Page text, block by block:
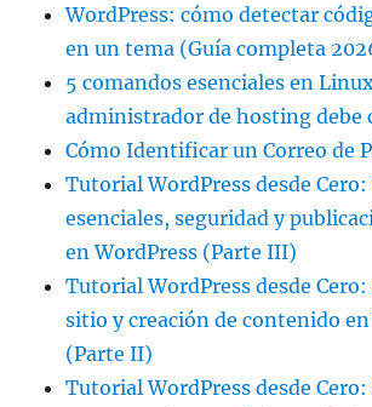
WordPress: cómo detectar
en un tema (Guía completa
5 comandos esenciales en
administrador de hosting debe
Cómo Identificar un Correo de
Tutorial WordPress desde
esenciales, seguridad y
en WordPress (Parte III)
Tutorial WordPress desde
sitio y creación de contenido
(Parte II)
Tutorial WordPress desde Cero: